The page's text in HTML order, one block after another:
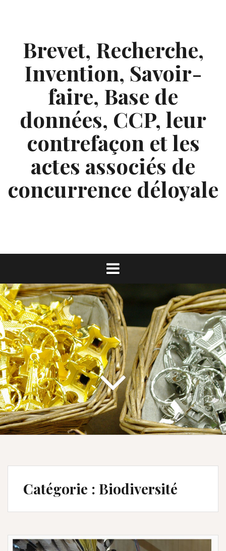
Brevet, Recherche,
Invention, Savoir-
faire, Base de
données, CCP, leur
contrefaçon et les
actes associés de
concurrence déloyale
Catégorie : Biodiversité